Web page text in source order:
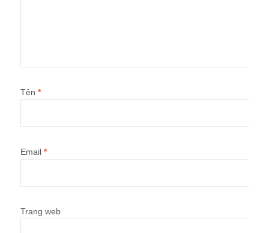
Tên *
Email *
Trang web